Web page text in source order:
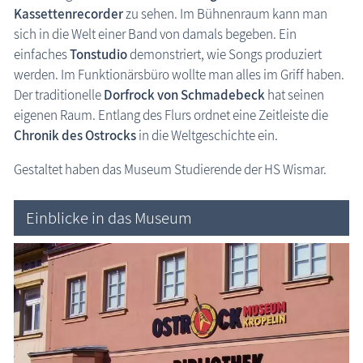
Schlösser & Burgen
Seebrücken, Molen
Sehenswertes »Dies und Das«
Strandpromenaden, Flaniermeilen
ehemalige Sehenswürdigkeiten
Traditionelles
Zeitzeugen
Begriffe erklärt
Veranstaltungen
Kassettenrecorderzu sehen. Im Bühnenraum kann man
sich in die Welt einer Band von damals begeben. Ein
einfachesTonstudiodemonstriert, wie Songs produziert
werden. Im Funktionärsbüro wollte man alles im Griff haben.
Der traditionelleDorfrock von Schmadebeckhat seinen
eigenen Raum. Entlang des Flurs ordnet eine Zeitleiste die
Chronik des Ostrocksin die Weltgeschichte ein.
Gestaltet haben das Museum Studierende der HS Wismar.
Einblicke in das Museum